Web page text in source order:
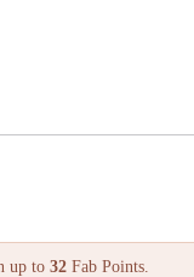
up to32 Fab Points.